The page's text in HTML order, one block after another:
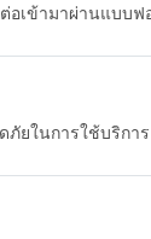
เข้ามาผ่านแบบฟ
ภัยในการใช้บริการ